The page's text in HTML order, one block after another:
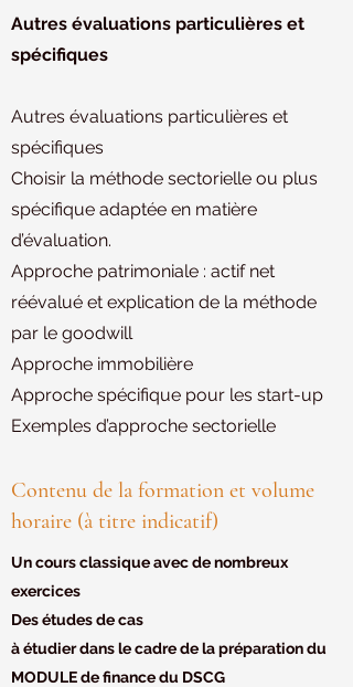
Autres évaluations particulières et
spécifiques
Autres évaluations particulières et
spécifiques
Choisir la méthode sectorielle ou plus
spécifique adaptée en matière
d’évaluation.
Approche patrimoniale : actif net
réévalué et explication de la méthode
par le goodwill
Approche immobilière
Approche spécifique pour les start-up
Exemples d’approche sectorielle
Contenu de la formation et volume
horaire (à titre indicatif)
Un cours classique avec de nombreux
exercices
Des études de cas
à étudier dans le cadre de la préparation du
MODULE de finance du DSCG